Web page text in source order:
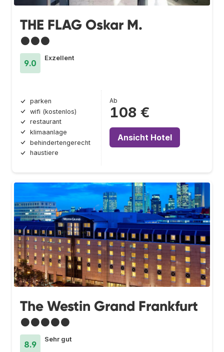
THE FLAG Oskar M.
●●●
9.0
Exzellent
parken
wifi (kostenlos)
restaurant
klimaanlage
behindertengerecht
haustiere
Ab
108 €
Ansicht Hotel
The Westin Grand Frankfurt
●●●●●
8.9
Sehr gut